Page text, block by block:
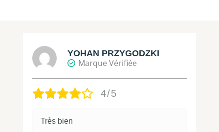
YOHAN PRZYGODZKI
Marque Vérifiée
4/5
Très bien